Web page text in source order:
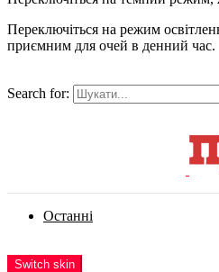
Переключіться на режим
приємним для очей в денний час.
Search for:
Останні
Switch skin